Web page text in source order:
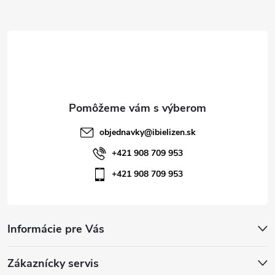
Informácie pre Vás
Zákaznícky servis
objednavky@ibielizen.sk
+421 908 709 953
+421 908 709 953